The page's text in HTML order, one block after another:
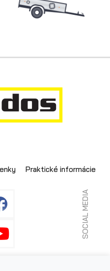
prívesy
Praktické informácie
SOCIAL MEDIA